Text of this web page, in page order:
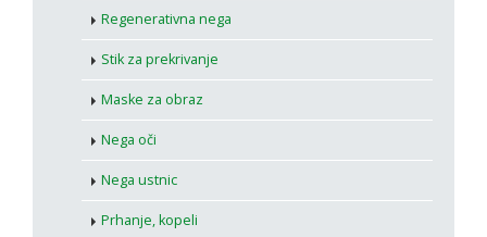
Regenerativna nega
Stik za prekrivanje
Maske za obraz
Nega oči
Nega ustnic
Prhanje, kopeli